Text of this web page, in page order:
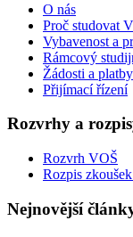
O nás
Proč studovat
Vybavenost a
Rámcový
Žádosti a platby
Přijímací řízení
Rozvrhy a
Rozvrh VOŠ
Rozpis
Nejnovější